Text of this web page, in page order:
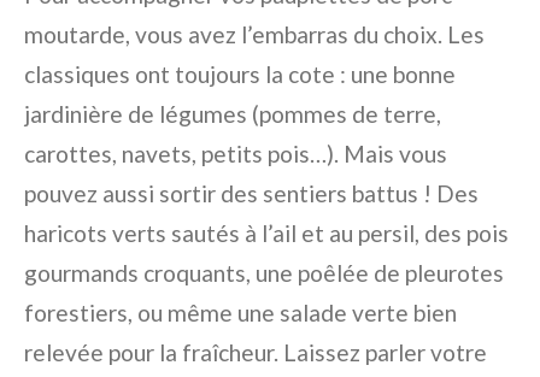
moutarde, vous avez l’embarras du choix. Les
classiques ont toujours la cote : une bonne
jardinière de légumes (pommes de terre,
carottes, navets, petits pois…). Mais vous
pouvez aussi sortir des sentiers battus ! Des
haricots verts sautés à l’ail et au persil, des pois
gourmands croquants, une poêlée de pleurotes
forestiers, ou même une salade verte bien
relevée pour la fraîcheur. Laissez parler votre